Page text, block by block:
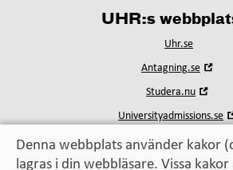
UHR:s
Uhr.se
Antagning.se
Studera.nu
nytt
Universityadmissions.se
Denna webbplats använder kakor
lagras i din webbläsare. Vissa